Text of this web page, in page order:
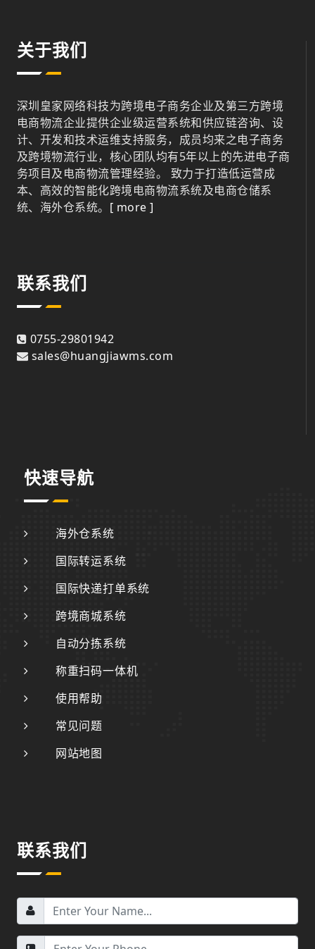
关于我们
深圳皇家网络科技为跨境电子商务企业及第三方跨境
电商物流企业提供企业级运营系统和供应链咨询、设
计、开发和技术运维支持服务，成员均来之电子商务
及跨境物流行业，核心团队均有5年以上的先进电子商
务项目及电商物流管理经验。 致力于打造低运营成
本、高效的智能化跨境电商物流系统及电商仓储系
统、海外仓系统。 [ more ]
联系我们
0755-29801942
sales@huangjiawms.com
快速导航
海外仓系统
国际转运系统
国际快递打单系统
跨境商城系统
自动分拣系统
称重扫码一体机
使用帮助
常见问题
网站地图
联系我们